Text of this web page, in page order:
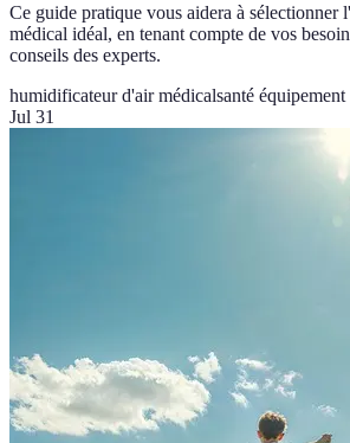
Ce guide pratique vous aidera à sélectionner
médical idéal, en tenant compte de vos
conseils des experts.
humidificateur d'air médicalsanté équipement
Jul 31